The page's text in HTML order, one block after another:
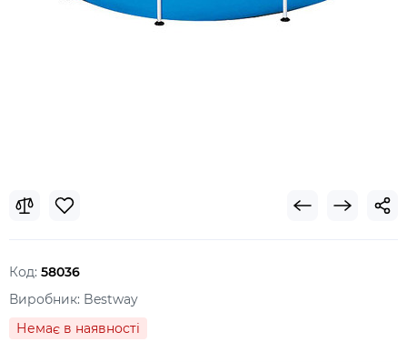
Код: 58036
Виробник: Bestway
Немає в наявності